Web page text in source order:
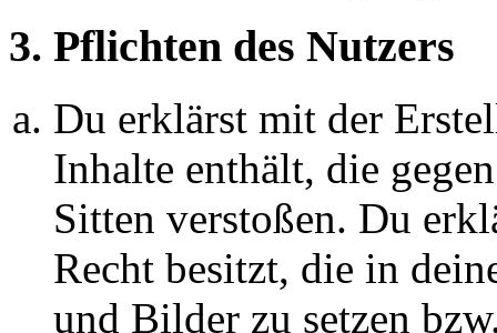
3. Pflichten des Nutzers
Du erklärst mit der
Inhalte enthält, die
Sitten verstoßen. Du
Recht besitzt, die in
und Bilder zu setzen